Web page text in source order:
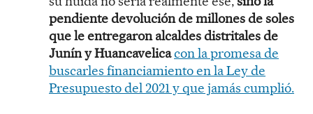
pendiente devolución de millones de soles
que le entregaron alcaldes distritales de
Junín y Huancavelicacon la promesa de
buscarles financiamiento en la Ley de
Presupuesto del 2021 y que jamás cumplió.